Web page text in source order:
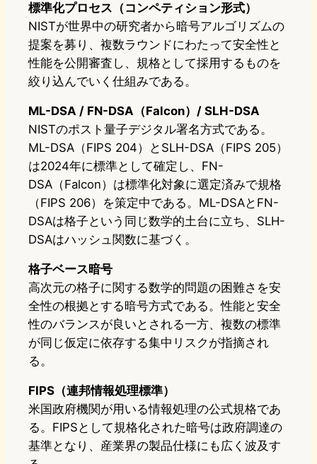
標準化プロセス（コンペティション形式）
NISTが世界中の研究者から暗号アルゴリズムの
提案を募り、複数ラウンドにわたって安全性と
性能を公開審査し、規格として採用するものを
絞り込んでいく仕組みである。
ML-DSA / FN-DSA（Falcon）/ SLH-DSA
NISTのポスト量子デジタル署名方式である。
ML-DSA（FIPS 204）とSLH-DSA（FIPS 205）
は2024年に標準として確定し、FN-
DSA（Falcon）は標準化対象に選定済みで規格
（FIPS 206）を策定中である。ML-DSAとFN-
DSAは格子という同じ数学的土台に立ち、SLH-
DSAはハッシュ関数に基づく。
格子ベース暗号
高次元の格子に関する数学的問題の困難さを安
全性の根拠とする暗号方式である。性能と安全
性のバランスが良いとされる一方、複数の標準
が同じ仮定に依存する集中リスクが指摘され
る。
FIPS（連邦情報処理標準）
米国政府機関が用いる情報処理の公式規格であ
る。FIPSとして規格化された暗号は政府調達の
基準となり、産業界の製品仕様にも広く波及す